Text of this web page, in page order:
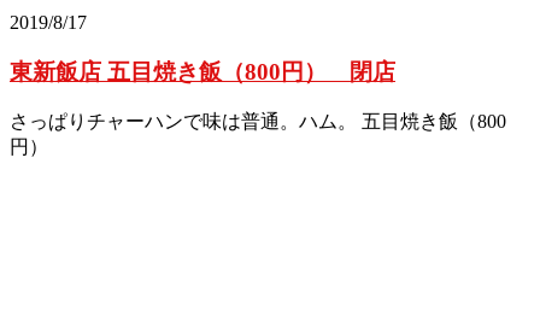
2019/8/17
東新飯店 五目焼き飯（800円） 閉店
さっぱりチャーハンで味は普通。ハム。 五目焼き飯（800
円）